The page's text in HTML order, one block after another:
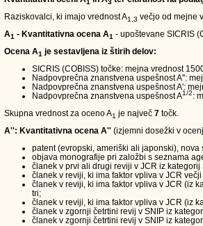
1 3
Raziskovalci, ki imajo vrednost A1,3 večjo od mejne
A1 - Kvantitativna ocena A1 - upoštevane SICRIS
Ocena A1 je sestavljena iz štirih delov:
SICRIS (COBISS) točke: mejna vrednost
Nadpovprečna znanstvena uspešnost A'':
Nadpovprečna znanstvena uspešnost A':
Nadpovprečna znanstvena uspešnost A1/2:
Skupna vrednost za oceno A1 je največ 7 točk.
A'': Kvantitativna ocena A'' (izjemni dosežki v
patent (evropski, ameriški ali japonski),
objava monografije pri založbi s seznama
članek v prvi ali drugi reviji v JCR iz
članek v reviji, ki ima faktor vpliva v JCR
članek v reviji, ki ima faktor vpliva v JCR (iz
tri;
članek v reviji, ki ima faktor vpliva v JCR (iz
članek v zgornji četrtini revij v SNIP iz
članek v zgornji četrtini revij v SNIP iz